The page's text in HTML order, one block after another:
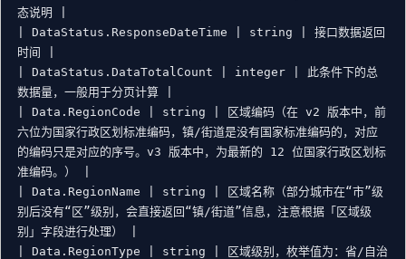
态说明 |
| DataStatus.ResponseDateTime | string | 接口数据返回
时间 |
| DataStatus.DataTotalCount | integer | 此条件下的总
数据量，一般用于分页计算 |
| Data.RegionCode | string | 区域编码（在 v2 版本中，前
六位为国家行政区划标准编码，镇/街道是没有国家标准编码的，对应
的编码只是对应的序号。v3 版本中，为最新的 12 位国家行政区划标
准编码。） |
| Data.RegionName | string | 区域名称（部分城市在“市”级
别后没有“区”级别，会直接返回“镇/街道”信息，注意根据「区域级
别」字段进行处理） |
| Data.RegionType | string | 区域级别，枚举值为：省/自治